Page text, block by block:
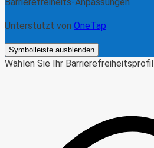
Unterstützt von OneTap
Symbolleiste ausblenden
Wählen Sie Ihr Barrierefreiheitsprofil